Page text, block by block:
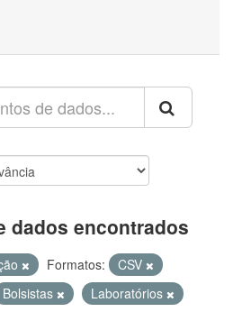
dados encontrados
Formatos:
CSV
Bolsistas
Laboratórios